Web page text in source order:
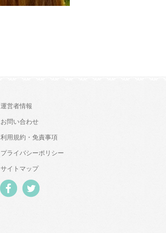
運営者情報
お問い合わせ
利用規約・免責事項
プライバシーポリシー
サイトマップ